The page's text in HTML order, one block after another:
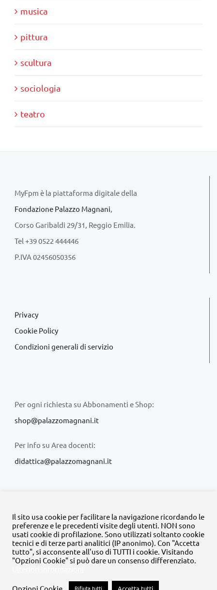
musica
pittura
scultura
sociologia
teatro
MyFpm è la piattaforma digitale della
Fondazione Palazzo Magnani,
Corso Garibaldi 29/31, Reggio Emilia.
Tel +39 0522 444446
P.IVA 02456050356
Privacy
Cookie Policy
Condizioni generali di servizio
Per ogni richiesta su Abbonamenti e Shop:
shop@palazzomagnani.it
Per info su Area docenti:
didattica@palazzomagnani.it
© Copyright 2020 -2026 | Tutti i diritti riservati | MyFpm è un
progetto dellaFondazione Palazzo Magnani
FacebookInstagram
TwitterLinkedInYouTube
Il sito usa cookie per facilitare la navigazione ricordando le
preferenze e le precedenti visite degli utenti. NON sono
usati cookie di profilazione. Sono utilizzati soltanto cookie
tecnici e di terze parti analitici (IP anonimo). Con "Accetta
tutto", si acconsente all'uso di TUTTI i cookie. Visitando
"Opzioni Cookie" si può dare un consenso differenziato.
Opzioni Cookie Rifiuta tutti Accetta tutti